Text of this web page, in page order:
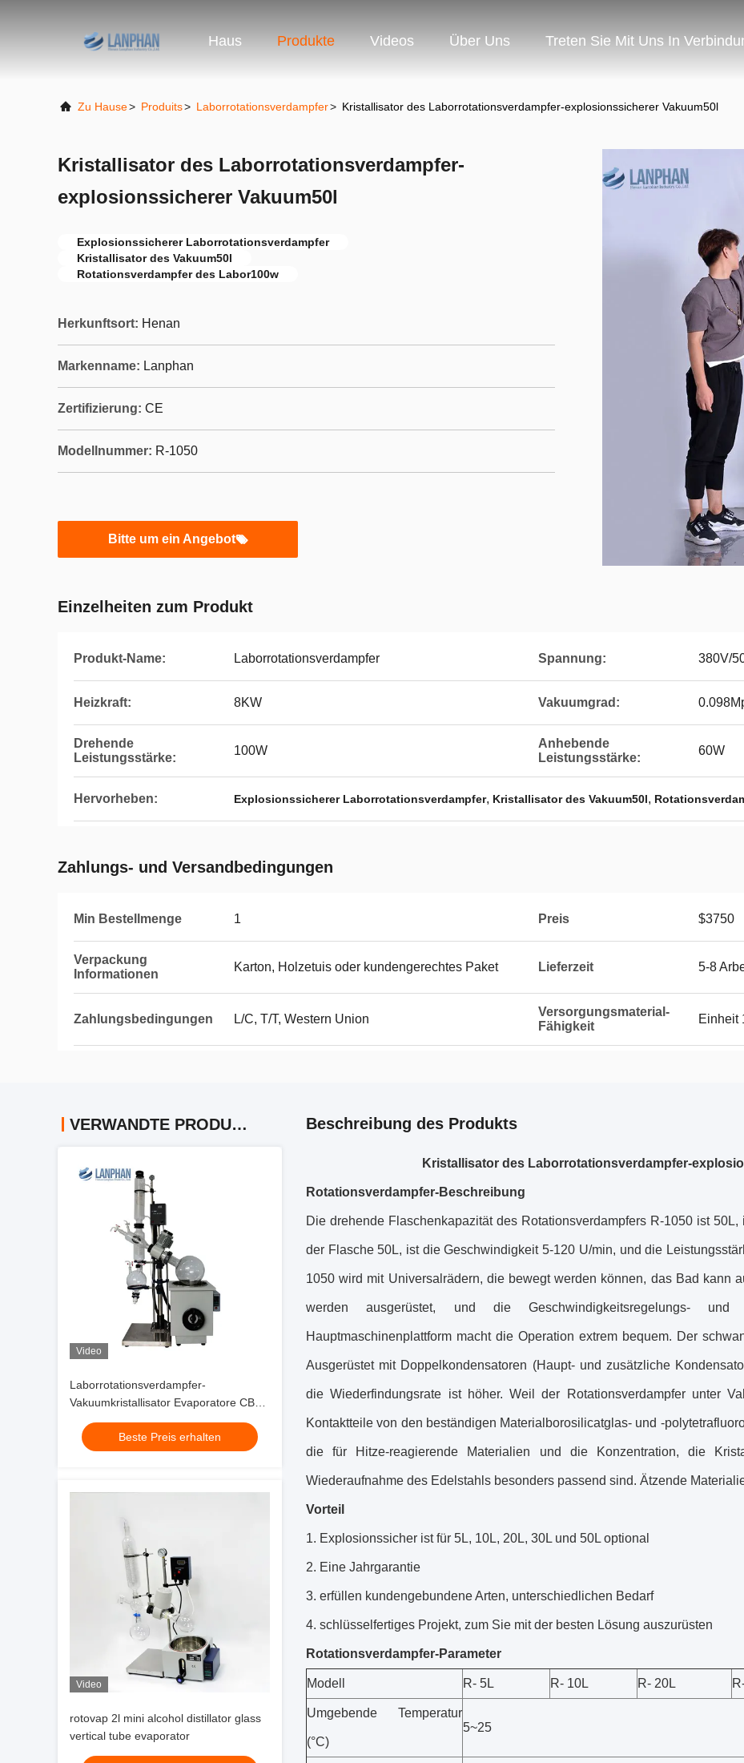
Haus Produkte Videos Über Uns Treten Sie Mit Uns In
Zu Hause> Produits> Laborrotationsverdampfer> Kristallisator des Laborrotationsverdampfer-explosionssicherer Vakuum50l
Kristallisator des Laborrotationsverdampfer-
explosionssicherer Vakuum50l
Explosionssicherer Laborrotationsverdampfer
Kristallisator des Vakuum50l
Rotationsverdampfer des Labor100w
Herkunftsort: Henan
Markenname: Lanphan
Zertifizierung: CE
Modellnummer: R-1050
Bitte um ein Angebot
Einzelheiten zum Produkt
Produkt-Name: Laborrotationsverdampfer Spannung: 380V/
Heizkraft: 8KW Vakuumgrad:
Drehende
Leistungsstärke:
100W
Anhebende
Leistungsstärke:
60W
Hervorheben: Explosionssicherer Laborrotationsverdampfer, Kristallisator des Vakuum50l,
Zahlungs- und Versandbedingungen
Min Bestellmenge 1 Preis $3750
Verpackung
Informationen
Karton, Holzetuis oder kundengerechtes Paket Lieferzeit 5-8
Zahlungsbedingungen L/C, T/T, Western Union
Versorgungsmaterial-
Fähigkeit
Einheit
VERWANDTE PRODUKTE
Video
Laborrotationsverdampfer-
Vakuumkristallisator Evaporatore CBD
Distillar
Beste Preis erhalten
Video
rotovap 2l mini alcohol distillator glass
vertical tube evaporator
Beschreibung des Produkts
Kristallisator des Laborrotationsverdampfer-
Rotationsverdampfer-Beschreibung
Die drehende Flaschenkapazität des Rotationsverdampfers R-1050 ist
der Flasche 50L, ist die Geschwindigkeit 5-120 U/min, und die
1050 wird mit Universalrädern, die bewegt werden können, das Bad kann
werden ausgerüstet, und die Geschwindigkeitsregelungs- und
Hauptmaschinenplattform macht die Operation extrem bequem. Der
Ausgerüstet mit Doppelkondensatoren (Haupt- und zusätzliche
die Wiederfindungsrate ist höher. Weil der Rotationsverdampfer unter
Kontaktteile von den beständigen Materialborosilicatglas- und -
die für Hitze-reagierende Materialien und die Konzentration, die
Wiederaufnahme des Edelstahls besonders passend sind. Ätzende
Vorteil
1. Explosionssicher ist für 5L, 10L, 20L, 30L und 50L optional
2. Eine Jahrgarantie
3. erfüllen kundengebundene Arten, unterschiedlichen Bedarf
4. schlüsselfertiges Projekt, zum Sie mit der besten Lösung auszurüsten
Rotationsverdampfer-Parameter
Modell R- 5L R- 10L R- 20L
Umgebende Temperatur
(°C)
5~25